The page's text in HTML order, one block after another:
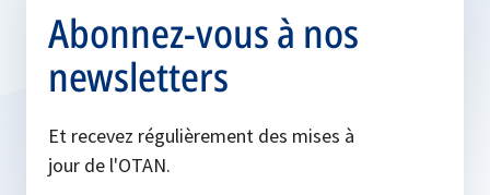
Abonnez-vous à nos
newsletters
Et recevez régulièrement des mises à
jour de l'OTAN.